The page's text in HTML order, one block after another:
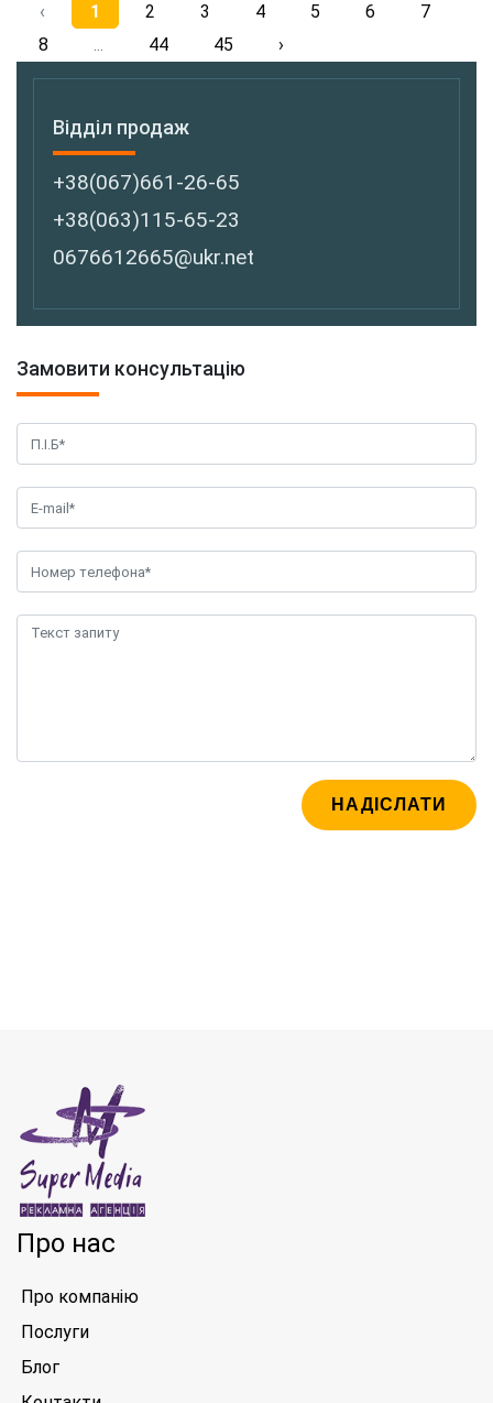
‹ 1 2 3 4 5 6
7
8
... 44 45 ›
Відділ продаж
+38(067)661-26-65
+38(063)115-65-23
0676612665@ukr.net
Замовити консультацію
НАДІСЛАТИ
Про нас
Про компанію
Послуги
Блог